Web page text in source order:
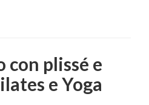
con plissé e
e Yoga